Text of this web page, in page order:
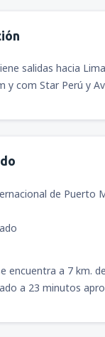
salidas hacia
y com Star Perú y
de Puerto
encuentra a 7 km.
a 23 minutos